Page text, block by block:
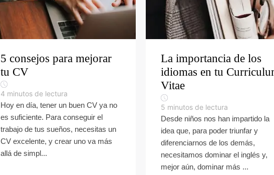
5 consejos para mejorar
tu CV
4 minutos de lectura
Hoy en día, tener un buen CV ya no
es suficiente. Para conseguir el
trabajo de tus sueños, necesitas un
CV excelente, y crear uno va más
allá de simpl...
La importancia de los
idiomas en tu
Vitae
5 minutos de lectura
Desde niños nos han impartido la
idea que, para poder triunfar y
diferenciarnos de los demás,
necesitamos dominar el inglés y,
mejor aún, dominar más ...